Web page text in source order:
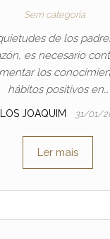
Sem categoria
de los
es necesario
los
hábitos positivos en…
JOAQUIM 31/01/
Ler mais